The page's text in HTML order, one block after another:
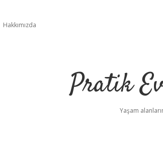
Hakkımızda
Pratik
Yaşam